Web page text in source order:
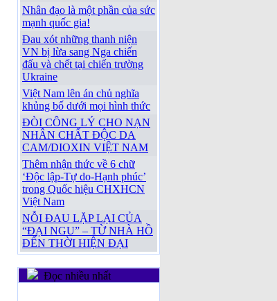
Nhân đạo là một phần của sức
mạnh quốc gia!
Đau xót những thanh niện
VN bị lừa sang Nga chiến
đấu và chết tại chiến trường
Ukraine
Việt Nam lên án chủ nghĩa
khủng bố dưới mọi hình thức
ĐÒI CÔNG LÝ CHO NẠN
NHÂN CHẤT ĐỘC DA
CAM/DIOXIN VIỆT NAM
Thêm nhận thức về 6 chữ
‘Độc lập-Tự do-Hạnh phúc’
trong Quốc hiệu CHXHCN
Việt Nam
NỖI ĐAU LẶP LẠI CỦA
“ĐẠI NGU” – TỪ NHÀ HỒ
ĐẾN THỜI HIỆN ĐẠI
Đọc nhiều nhất